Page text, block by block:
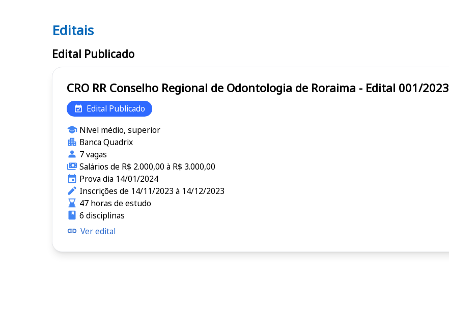
Editais CRO RR
Editais
Edital Publicado
CRO RR Conselho Regional de Odontologia de Roraima - Edital 001/2023
Edital Publicado
Nível médio, superior
Banca Quadrix
7 vagas
Salários de R$ 2.000,00 à R$ 3.000,00
Prova dia 14/01/2024
Inscrições de 14/11/2023 à 14/12/2023
47 horas de estudo
6 disciplinas
Ver edital